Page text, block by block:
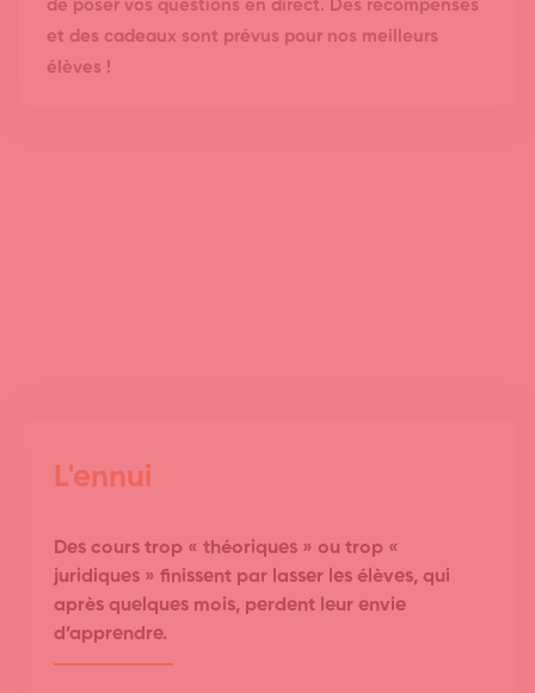
de poser vos questions en direct. Des récompenses
et des cadeaux sont prévus pour nos meilleurs
élèves !
L'ennui
Des cours trop « théoriques » ou trop «
juridiques » finissent par lasser les élèves, qui
après quelques mois, perdent leur envie
d’apprendre.